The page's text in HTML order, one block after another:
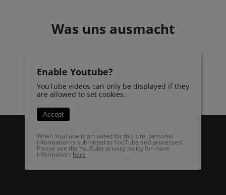
Was uns ausmacht
Enable Youtube?
YouTube videos can only be displayed if they
are allowed to set cookies.
Accept
When YouTube is activated for this site, personal
information is submitted to YouTube and processed.
Please see the YouTube privacy policy for more
information: here